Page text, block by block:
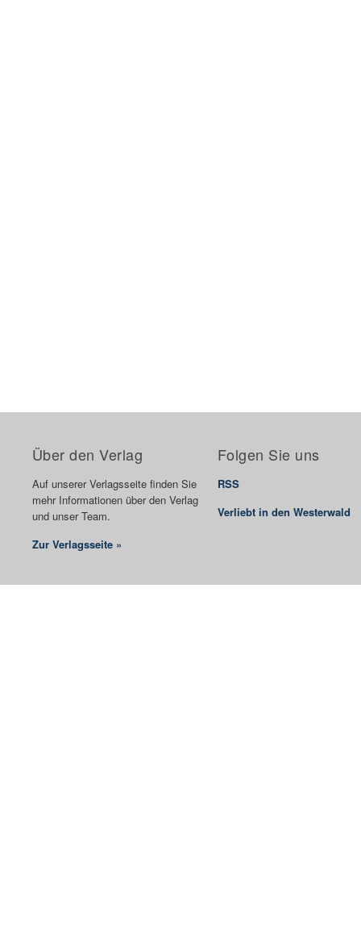
Über den Verlag
Auf unserer Verlagsseite finden Sie
mehr Informationen über den Verlag
und unser Team.
Zur Verlagsseite »
Folgen Sie uns
RSS
Verliebt in den Westerwald